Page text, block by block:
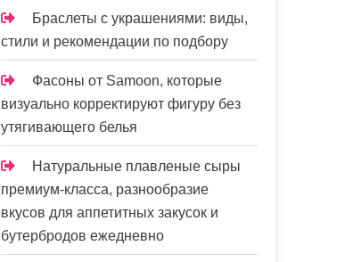
Браслеты с украшениями: виды,
стили и рекомендации по подбору
Фасоны от Samoon, которые
визуально корректируют фигуру без
утягивающего белья
Натуральные плавленые сыры
премиум-класса, разнообразие
вкусов для аппетитных закусок и
бутербродов ежедневно